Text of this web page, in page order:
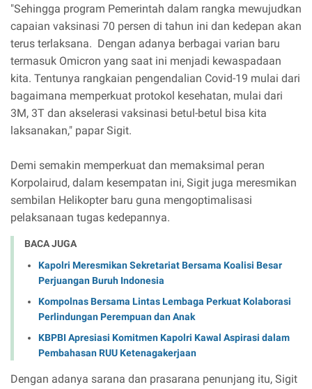
"Sehingga program Pemerintah dalam rangka mewujudkan
capaian vaksinasi 70 persen di tahun ini dan kedepan akan
terus terlaksana. Dengan adanya berbagai varian baru
termasuk Omicron yang saat ini menjadi kewaspadaan
kita. Tentunya rangkaian pengendalian Covid-19 mulai dari
bagaimana memperkuat protokol kesehatan, mulai dari
3M, 3T dan akselerasi vaksinasi betul-betul bisa kita
laksanakan," papar Sigit.
Demi semakin memperkuat dan memaksimal peran
Korpolairud, dalam kesempatan ini, Sigit juga meresmikan
sembilan Helikopter baru guna mengoptimalisasi
pelaksanaan tugas kedepannya.
BACA JUGA
Kapolri Meresmikan Sekretariat Bersama Koalisi Besar
Perjuangan Buruh Indonesia
Kompolnas Bersama Lintas Lembaga Perkuat Kolaborasi
Perlindungan Perempuan dan Anak
KBPBI Apresiasi Komitmen Kapolri Kawal Aspirasi dalam
Pembahasan RUU Ketenagakerjaan
Dengan adanya sarana dan prasarana penunjang itu, Sigit